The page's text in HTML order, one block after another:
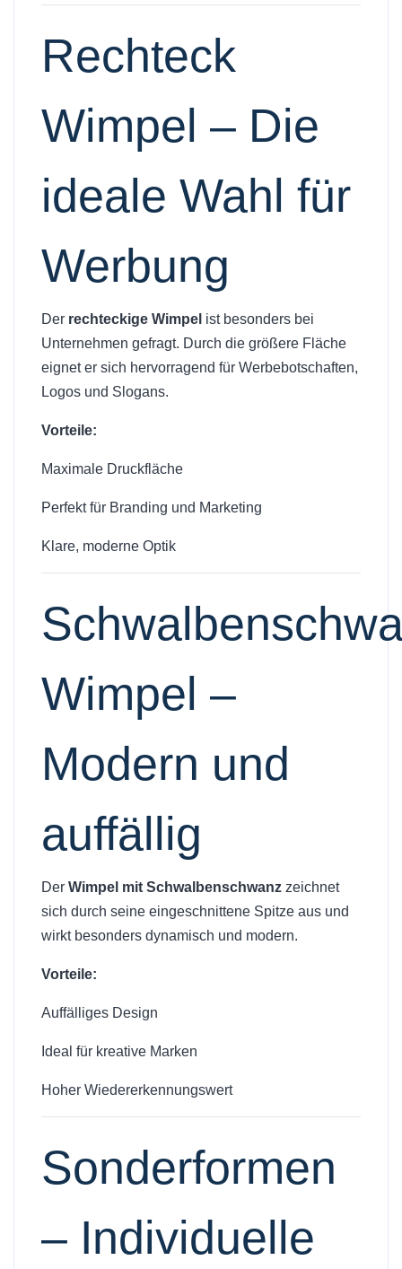
Rechteck
Wimpel – Die
ideale Wahl für
Werbung
Der rechteckige Wimpel ist besonders bei
Unternehmen gefragt. Durch die größere Fläche
eignet er sich hervorragend für Werbebotschaften,
Logos und Slogans.
Vorteile:
Maximale Druckfläche
Perfekt für Branding und Marketing
Klare, moderne Optik
Wimpel –
Modern und
auffällig
Der Wimpel mit Schwalbenschwanz zeichnet
sich durch seine eingeschnittene Spitze aus und
wirkt besonders dynamisch und modern.
Vorteile:
Auffälliges Design
Ideal für kreative Marken
Hoher Wiedererkennungswert
Sonderformen
– Individuelle